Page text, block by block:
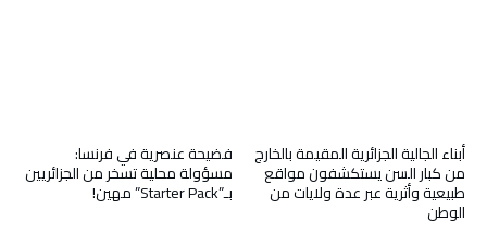
فضيحة عنصرية في فرنسا:
مسؤولة محلية تسخر من الجزائريين
بـ”Starter Pack” مهين!
أبناء الجالية الجزائرية المقيمة بالخارج
من كبار السن يستكشفون مواقع
طبيعية وأثرية عبر عدة ولايات من
الوطن